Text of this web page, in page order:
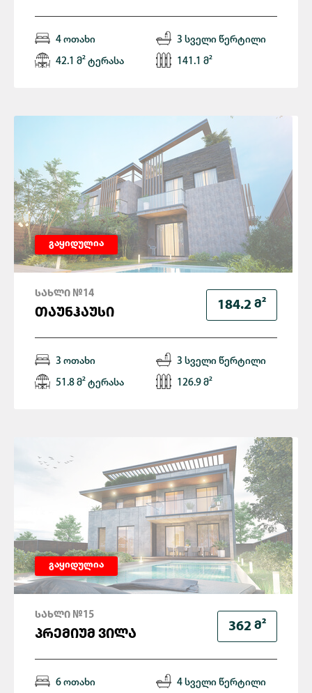
4 ოთახი 3 სველი წერტილი
42.1 მ² ტერასა 141.1 მ²
გაყიდულია
184.2 Მ²
ᲡᲐᲮᲚᲘ №14
ᲗᲐᲣᲜᲰᲐᲣᲡᲘ
3 ოთახი 3 სველი წერტილი
51.8 მ² ტერასა 126.9 მ²
გაყიდულია
362 Მ²
ᲡᲐᲮᲚᲘ №15
ᲞᲠᲔᲛᲘᲣᲛ ᲕᲘᲚᲐ
6 ოთახი 4 სველი წერტილი